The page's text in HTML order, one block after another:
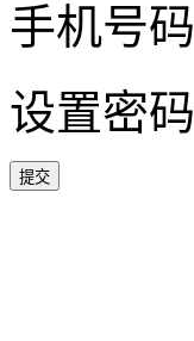
手机号码
设置密码